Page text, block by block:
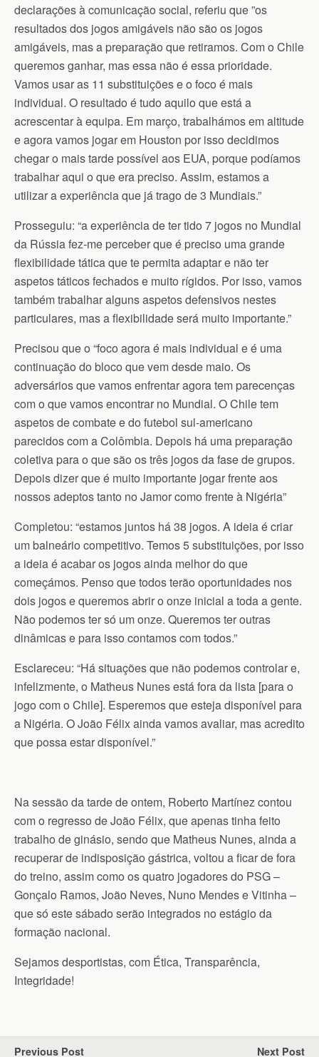
declarações à comunicação social, referiu que ”os
resultados dos jogos amigáveis não são os jogos
amigáveis, mas a preparação que retiramos. Com o Chile
queremos ganhar, mas essa não é essa prioridade.
Vamos usar as 11 substituições e o foco é mais
individual. O resultado é tudo aquilo que está a
acrescentar à equipa. Em março, trabalhámos em altitude
e agora vamos jogar em Houston por isso decidimos
chegar o mais tarde possível aos EUA, porque podíamos
trabalhar aqui o que era preciso. Assim, estamos a
utilizar a experiência que já trago de 3 Mundiais.”
Prosseguiu: “a experiência de ter tido 7 jogos no Mundial
da Rússia fez-me perceber que é preciso uma grande
flexibilidade tática que te permita adaptar e não ter
aspetos táticos fechados e muito rígidos. Por isso, vamos
também trabalhar alguns aspetos defensivos nestes
particulares, mas a flexibilidade será muito importante.”
Precisou que o “foco agora é mais individual e é uma
continuação do bloco que vem desde maio. Os
adversários que vamos enfrentar agora tem parecenças
com o que vamos encontrar no Mundial. O Chile tem
aspetos de combate e do futebol sul-americano
parecidos com a Colômbia. Depois há uma preparação
coletiva para o que são os três jogos da fase de grupos.
Depois dizer que é muito importante jogar frente aos
nossos adeptos tanto no Jamor como frente à Nigéria”
Completou: “estamos juntos há 38 jogos. A ideia é criar
um balneário competitivo. Temos 5 substituições, por isso
a ideia é acabar os jogos ainda melhor do que
começámos. Penso que todos terão oportunidades nos
dois jogos e queremos abrir o onze inicial a toda a gente.
Não podemos ter só um onze. Queremos ter outras
dinâmicas e para isso contamos com todos.”
Esclareceu: “Há situações que não podemos controlar e,
infelizmente, o Matheus Nunes está fora da lista [para o
jogo com o Chile]. Esperemos que esteja disponível para
a Nigéria. O João Félix ainda vamos avaliar, mas acredito
que possa estar disponível.”
Na sessão da tarde de ontem, Roberto Martínez contou
com o regresso de João Félix, que apenas tinha feito
trabalho de ginásio, sendo que Matheus Nunes, ainda a
recuperar de indisposição gástrica, voltou a ficar de fora
do treino, assim como os quatro jogadores do PSG –
Gonçalo Ramos, João Neves, Nuno Mendes e Vitinha –
que só este sábado serão integrados no estágio da
formação nacional.
Sejamos desportistas, com Ética, Transparência,
Integridade!
Previous Post Next Post